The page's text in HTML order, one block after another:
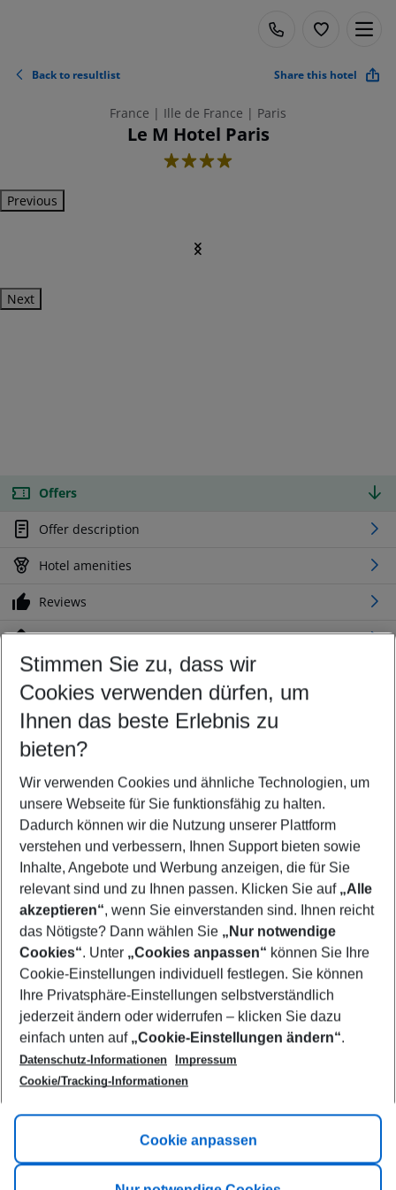
Back to resultlist Share this hotel
France | Ille de France | Paris
Le M Hotel Paris
4
Previous
Next
Offers
Offer description
Hotel amenities
Reviews
Location
Customize your offer
Find the perfect deal which suits your best
Your departure airport
Any airport
Select your date range
11/08/26–09/08/27 5-8 nights
Who will travel
2 adults No children
Show more filter
Footer
Footer navigation
Title A
Link A
Stimmen Sie zu, dass wir
Cookies verwenden dürfen, um
Ihnen das beste Erlebnis zu
bieten?
Wir verwenden Cookies und ähnliche Technologien, um
unsere Webseite für Sie funktionsfähig zu halten.
Dadurch können wir die Nutzung unserer Plattform
verstehen und verbessern, Ihnen Support bieten sowie
Inhalte, Angebote und Werbung anzeigen, die für Sie
relevant sind und zu Ihnen passen. Klicken Sie auf „Alle
akzeptieren“, wenn Sie einverstanden sind. Ihnen reicht
das Nötigste? Dann wählen Sie „Nur notwendige
Cookies“. Unter „Cookies anpassen“ können Sie Ihre
Cookie-Einstellungen individuell festlegen. Sie können
Ihre Privatsphäre-Einstellungen selbstverständlich
jederzeit ändern oder widerrufen – klicken Sie dazu
einfach unten auf „Cookie-Einstellungen ändern“.
Datenschutz-Informationen
Impressum
Cookie/Tracking-Informationen
Cookie anpassen